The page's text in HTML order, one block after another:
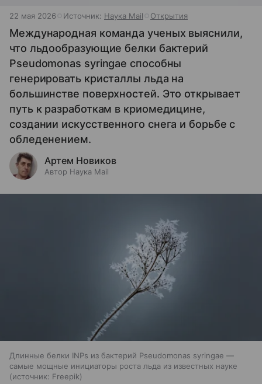
22 мая 2026 Источник: Наука Mail Открытия
Международная команда ученых выяснили,
что льдообразующие белки бактерий
Pseudomonas syringae способны
генерировать кристаллы льда на
большинстве поверхностей. Это открывает
путь к разработкам в криомедицине,
создании искусственного снега и борьбе с
обледенением.
Артем Новиков
Автор Наука Mail
Длинные белки INPs из бактерий Pseudomonas syringae —
самые мощные инициаторы роста льда из известных науке
источник: Freepik